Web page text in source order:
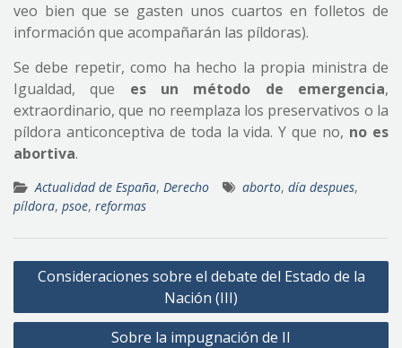
veo bien que se gasten unos cuartos en folletos de
información que acompañarán las píldoras).
Se debe repetir, como ha hecho la propia ministra de
Igualdad, que es un método de emergencia,
extraordinario, que no reemplaza los preservativos o la
píldora anticonceptiva de toda la vida. Y que no, no es
abortiva.
Actualidad de España, Derecho aborto, día despues,
píldora, psoe, reformas
Navegación
entradas
Consideraciones sobre el debate del Estado de la
Nación (III)
Sobre la impugnación de II